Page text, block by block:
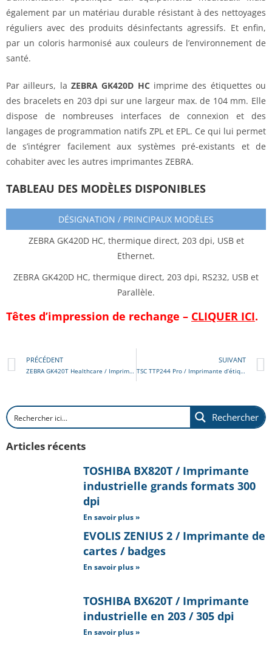
également par un matériau durable résistant à des nettoyages
réguliers avec des produits désinfectants agressifs. Et enfin,
par un coloris harmonisé aux couleurs de l’environnement de
santé.
Par ailleurs, la ZEBRA GK420D HCimprime des étiquettes ou
des bracelets en 203 dpi sur une largeur max. de 104 mm. Elle
dispose de nombreuses interfaces de connexion et des
langages de programmation natifs ZPL et EPL. Ce qui lui permet
de s’intégrer facilement aux systèmes pré-existants et de
cohabiter avec les autres imprimantes ZEBRA.
TABLEAU DES MODÈLES DISPONIBLES
DÉSIGNATION / PRINCIPAUX MODÈLES
ZEBRA GK420D HC, thermique direct, 203 dpi, USB et
Ethernet.
ZEBRA GK420D HC, thermique direct, 203 dpi, RS232, USB et
Parallèle.
Têtes d’impression de rechange – CLIQUER ICI.
PRÉCÉDENT
ZEBRA GK420T Healthcare / Imprimante de Bureau
SUIVANT
TSC TTP244 Pro / Imprimante d’étiquettes de bureau transf. thermique
Rechercher
Articles récents
TOSHIBA BX820T / Imprimante
industrielle grands formats 300
dpi
En savoir plus »
EVOLIS ZENIUS 2 / Imprimante de
cartes / badges
En savoir plus »
TOSHIBA BX620T / Imprimante
industrielle en 203 / 305 dpi
En savoir plus »